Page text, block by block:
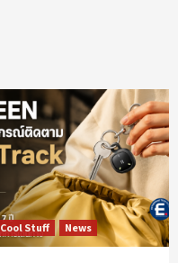
Cool Stuff News